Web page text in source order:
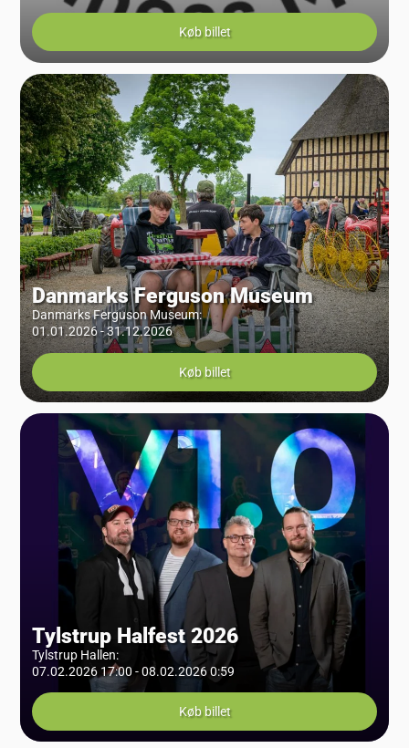
Køb billet
Danmarks Ferguson Museum
Danmarks Ferguson Museum:
01.01.2026 - 31.12.2026
Køb billet
Tylstrup Halfest 2026
Tylstrup Hallen:
07.02.2026 17:00 - 08.02.2026 0:59
Køb billet